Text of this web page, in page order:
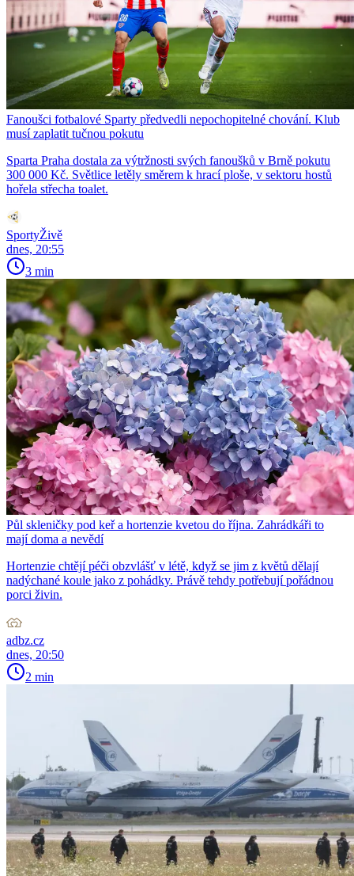
Fanoušci fotbalové Sparty předvedli nepochopitelné chování. Klub
musí zaplatit tučnou pokutu
Sparta Praha dostala za výtržnosti svých fanoušků v Brně pokutu
300 000 Kč. Světlice letěly směrem k hrací ploše, v sektoru hostů
hořela střecha toalet.
SportyŽivě
dnes, 20:55
3 min
Půl skleničky pod keř a hortenzie kvetou do října. Zahrádkáři to
mají doma a nevědí
Hortenzie chtějí péči obzvlášť v létě, když se jim z květů dělají
nadýchané koule jako z pohádky. Právě tehdy potřebují pořádnou
porci živin.
adbz.cz
dnes, 20:50
2 min